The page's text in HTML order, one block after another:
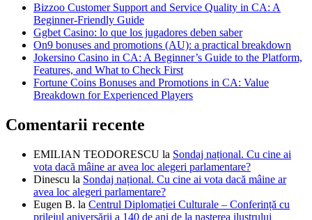
Bizzoo Customer Support and Service Quality in CA: A
Beginner-Friendly Guide
Ggbet Casino: lo que los jugadores deben saber
On9 bonuses and promotions (AU): a practical breakdown
Jokersino Casino in CA: A Beginner’s Guide to the Platform,
Features, and What to Check First
Fortune Coins Bonuses and Promotions in CA: Value
Breakdown for Experienced Players
Comentarii recente
EMILIAN TEODORESCU la Sondaj național. Cu cine ai
vota dacă mâine ar avea loc alegeri parlamentare?
Dinescu la Sondaj național. Cu cine ai vota dacă mâine ar
avea loc alegeri parlamentare?
Eugen B. la Centrul Diplomației Culturale – Conferință cu
prilejul aniversării a 140 de ani de la nașterea ilustrului